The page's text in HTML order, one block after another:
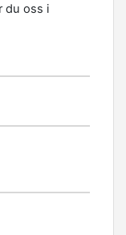
du oss i